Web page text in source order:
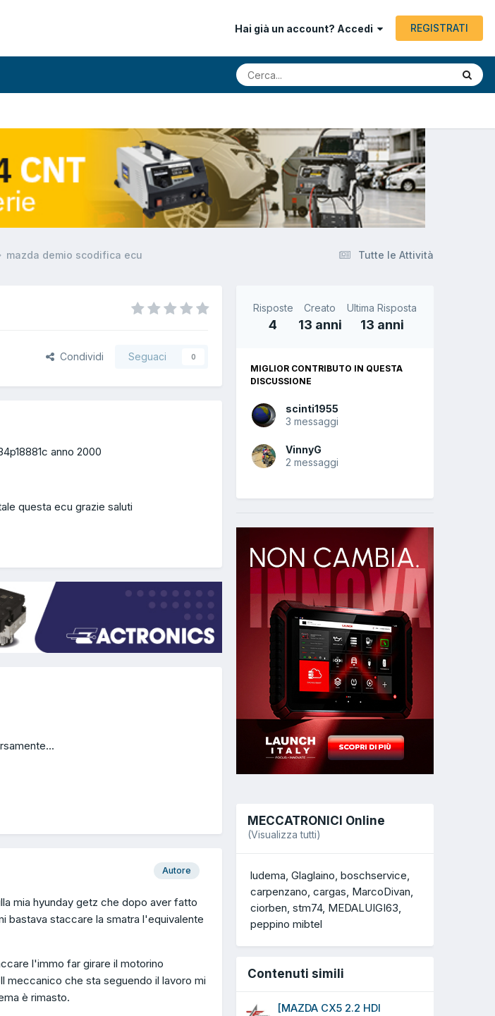
Hai già un account? Accedi REGISTRATI
Tutte le Attività
mazda demio scodifica ecu
Condividi Seguaci 0
anno 2000
questa ecu grazie saluti
Autore
mia hyunday getz che dopo aver fatto
bastava staccare la smatra l'equivalente
l'immo far girare il motorino
meccanico che sta seguendo il lavoro mi
è rimasto.
Risposte
4
Creato
13 anni
Ultima Risposta
13 anni
MIGLIOR CONTRIBUTO IN QUESTA
DISCUSSIONE
scinti1955
3 messaggi
VinnyG
2 messaggi
MECCATRONICI Online
(Visualizza tutti)
ludema Glaglaino boschservice
carpenzano cargas MarcoDivan
ciorben stm74 MEDALUIGI63
peppino mibtel
Contenuti simili
[MAZDA CX5 2.2 HDI